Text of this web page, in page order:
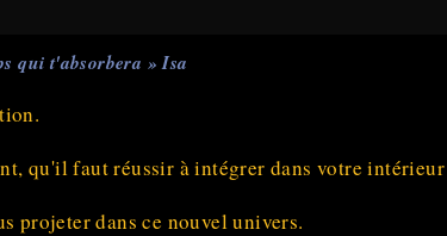
qui t'absorbera » Isa
qu'il faut réussir à intégrer dans votre
projeter dans ce nouvel univers.